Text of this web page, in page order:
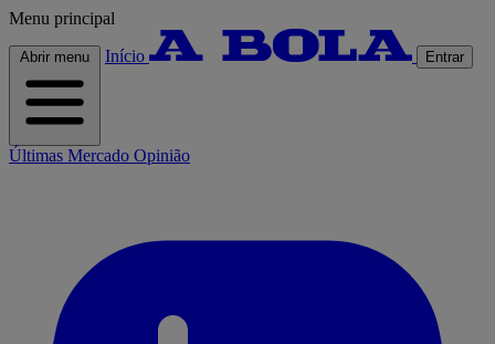
Menu principal
Abrir menu Início Entrar
Últimas Mercado Opinião